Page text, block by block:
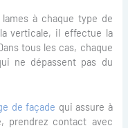
à chaque type de
verticale, il effectue la
tous les cas, chaque
ne dépassent pas du
de façade qui assure à
prendrez contact avec